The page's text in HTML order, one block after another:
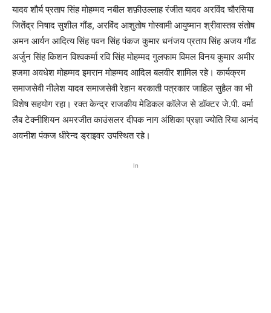
यादव शौर्य प्रताप सिंह मोहम्मद नबील शफ़ीउल्लाह रंजीत यादव अरविंद चौरसिया
जितेंद्र निषाद सुशील गौंड, अरविंद आशुतोष गोस्वामी आयुष्मान श्रीवास्तव संतोष
अमन आर्यन आदित्य सिंह पवन सिंह पंकज कुमार धनंजय प्रताप सिंह अजय गौंड
अर्जुन सिंह किशन विश्वकर्मा रवि सिंह मोहम्मद गुलफाम विमल विनय कुमार अमीर
हजमा अवधेश मोहम्मद इमरान मोहम्मद आदिल बलवीर शामिल रहे। कार्यक्रम
समाजसेवी नीलेश यादव समाजसेवी रेहान बरकाती पत्रकार जाहिल सुहैल का भी
विशेष सहयोग रहा। रक्त केन्द्र राजकीय मेडिकल कॉलेज से डॉक्टर जे.पी. वर्मा
लैब टेक्नीशियन अमरजीत काउंसलर दीपक नाग अंशिका प्रज्ञा ज्योति रिया आनंद
अवनीश पंकज धीरेन्द ड्राइवर उपस्थित रहे।
In